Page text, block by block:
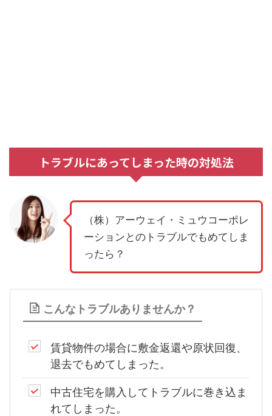
トラブルにあってしまった時の対処法
（株）アーウェイ・ミュウコーポレ
ーションとのトラブルでもめてしま
ったら？
こんなトラブルありませんか？
賃貸物件の場合に敷金返還や原状回復、
退去でもめてしまった。
中古住宅を購入してトラブルに巻き込ま
れてしまった。